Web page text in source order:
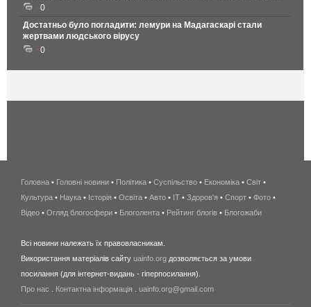
0
Достатньо було погладити: лемури на Мадагаскарі стали
жертвами людського вірусу
0
беспроводной
интернет
киев
wimax
в
Головна • Головні новини • Політика • Суспільство • Економіка • Світ •
Культура • Наука • Історія • Освіта • Авто • IT • Здоров'я • Спорт • Фото •
Відео • Огляд блогосфери • Блоголента • Рейтинг блогів • Блогожаби
Всі новини належать їх правовласникам.
Використання матеріалів сайту uainfo.org дозволяється за умови
посилання (для інтернет-видань - гіперпосилання).
Про нас
Контактна інформація uainfo.org@gmail.com